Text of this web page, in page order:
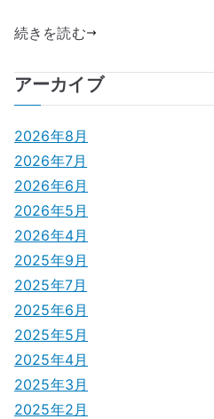
続きを読む
アーカイブ
2026年8月
2026年7月
2026年6月
2026年5月
2026年4月
2025年9月
2025年7月
2025年6月
2025年5月
2025年4月
2025年3月
2025年2月